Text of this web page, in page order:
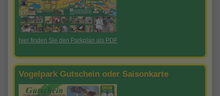
hier finden Sie den Parkplan als PDF
Vogelpark Gutschein oder Saisonkarte